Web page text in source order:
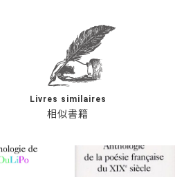
相似書籍
Livres similaires